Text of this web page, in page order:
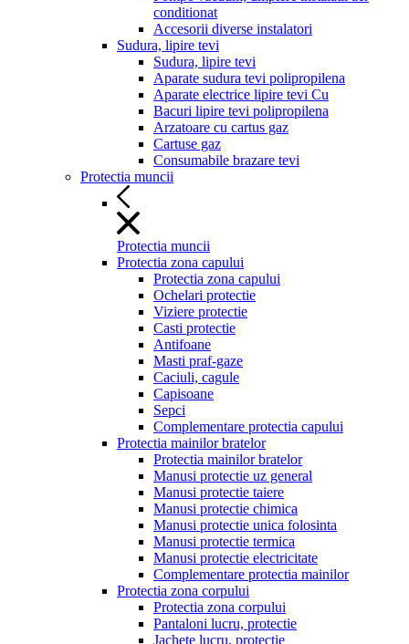
conditionat
Accesorii diverse instalatori
Sudura, lipire tevi
Sudura, lipire tevi
Aparate sudura tevi polipropilena
Aparate electrice lipire tevi Cu
Bacuri lipire tevi polipropilena
Arzatoare cu cartus gaz
Cartuse gaz
Consumabile brazare tevi
Protectia muncii
Protectia muncii
Protectia zona capului
Protectia zona capului
Ochelari protectie
Viziere protectie
Casti protectie
Antifoane
Masti praf-gaze
Caciuli, cagule
Capisoane
Sepci
Complementare protectia capului
Protectia mainilor bratelor
Protectia mainilor bratelor
Manusi protectie uz general
Manusi protectie taiere
Manusi protectie chimica
Manusi protectie unica folosinta
Manusi protectie termica
Manusi protectie electricitate
Complementare protectia mainilor
Protectia zona corpului
Protectia zona corpului
Pantaloni lucru, protectie
Jachete lucru, protectie